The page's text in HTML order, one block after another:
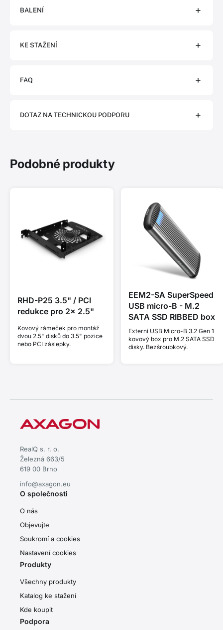
BALENÍ
KE STAŽENÍ
FAQ
DOTAZ NA TECHNICKOU PODPORU
Podobné produkty
RHD-P25 3.5" / PCI
redukce pro 2x 2.5"
Kovový rámeček pro montáž
dvou 2.5" disků do 3.5" pozice
nebo PCI záslepky.
EEM2-SA SuperSpeed
USB micro-B - M.2
SATA SSD RIBBED box
Externí USB Micro-B 3.2 Gen 1
kovový box pro M.2 SATA SSD
disky. Bezšroubkový.
RealQ s. r. o.
Železná 663/5
619 00 Brno
info@axagon.eu
O společnosti
O nás
Objevujte
Soukromí a cookies
Nastavení cookies
Produkty
Všechny produkty
Katalog ke stažení
Kde koupit
Podpora